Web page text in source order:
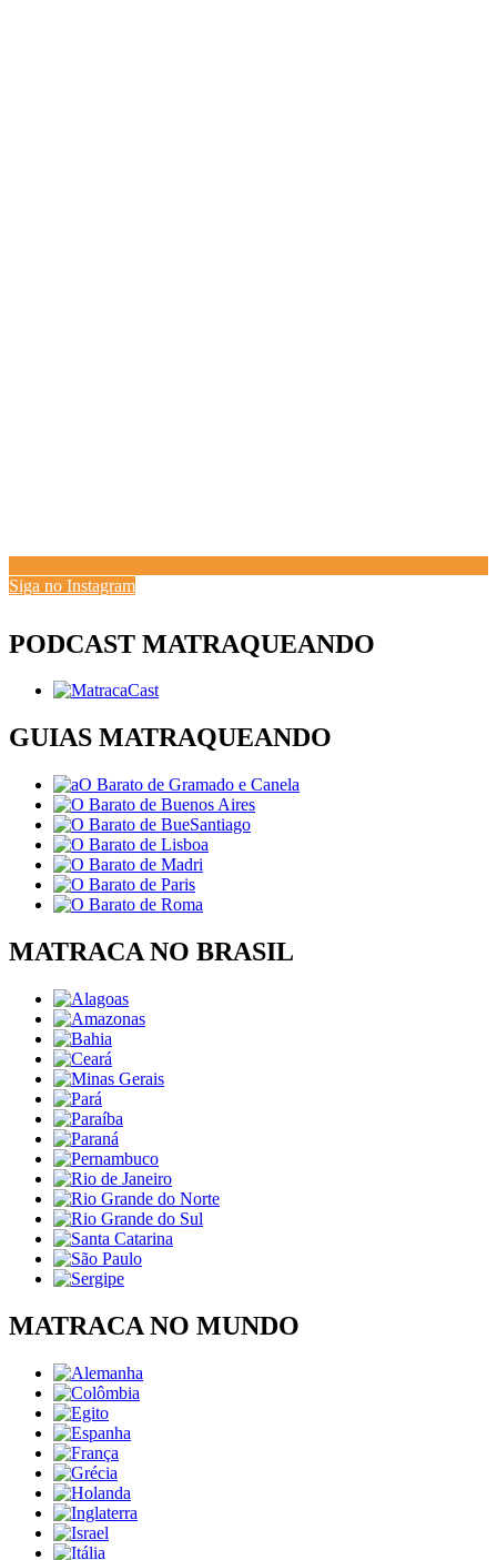
Siga no Instagram
PODCAST MATRAQUEANDO
GUIAS MATRAQUEANDO
MATRACA NO BRASIL
MATRACA NO MUNDO